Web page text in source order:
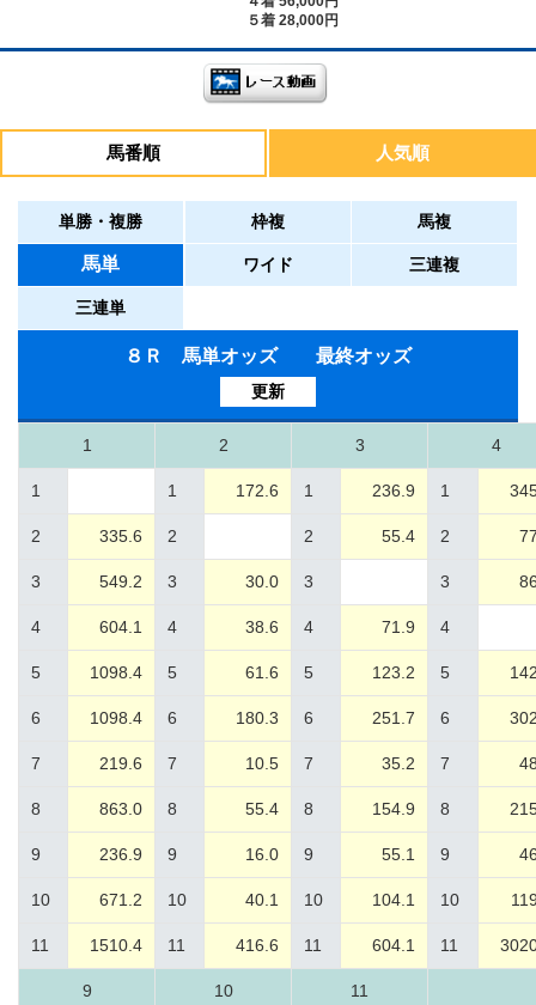
５着 28,000円
馬番順 人気順
単勝・複勝 枠複 馬複
馬単 ワイド 三連複
三連単
８Ｒ 馬単オッズ 最終オッズ
更新
1 2 3 4
1 1 172.6 1 236.9 1
2 335.6 2 2 55.4 2
3 549.2 3 30.0 3 3
4 604.1 4 38.6 4 71.9 4
5 1098.4 5 61.6 5 123.2 5
6 1098.4 6 180.3 6 251.7 6
7 219.6 7 10.5 7 35.2 7
8 863.0 8 55.4 8 154.9 8
9 236.9 9 16.0 9 55.1 9
10 671.2 10 40.1 10 104.1 10
11 1510.4 11 416.6 11 604.1 11
9 10 11